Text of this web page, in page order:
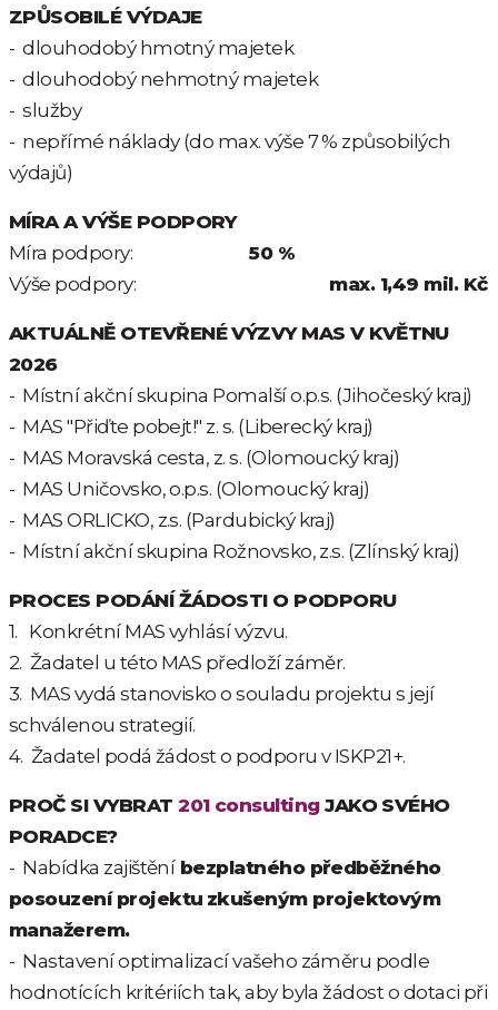
ZPŮSOBILÉ VÝDAJE
- dlouhodobý hmotný majetek
- dlouhodobý nehmotný majetek
- služby
- nepřímé náklady (do max. výše 7 % způsobilých
výdajů)
MÍRA A VÝŠE PODPORY
Míra podpory:50 %
Výše podpory: max. 1,49 mil. Kč
AKTUÁLNĚ OTEVŘENÉ VÝZVY MAS V KVĚTNU
2026
- Místní akční skupina Pomalší o.p.s. (Jihočeský kraj)
- MAS "Přiďte pobejt!" z. s. (Liberecký kraj)
- MAS Moravská cesta, z. s. (Olomoucký kraj)
- MAS Uničovsko, o.p.s. (Olomoucký kraj)
- MAS ORLICKO, z.s. (Pardubický kraj)
- Místní akční skupina Rožnovsko, z.s. (Zlínský kraj)
PROCES PODÁNÍ ŽÁDOSTI O PODPORU
1. Konkrétní MAS vyhlásí výzvu.
2. Žadatel u této MAS předloží záměr.
3. MAS vydá stanovisko o souladu projektu s její
schválenou strategií.
4. Žadatel podá žádost o podporu v ISKP21+.
PROČ SI VYBRAT201 consultingJAKO SVÉHO
PORADCE?
- Nabídka zajištěníbezplatného předběžného
posouzení projektu zkušeným projektovým
manažerem.
- Nastavení optimalizací vašeho záměru podle
hodnotících kritériích tak, aby byla žádost o dotaci při